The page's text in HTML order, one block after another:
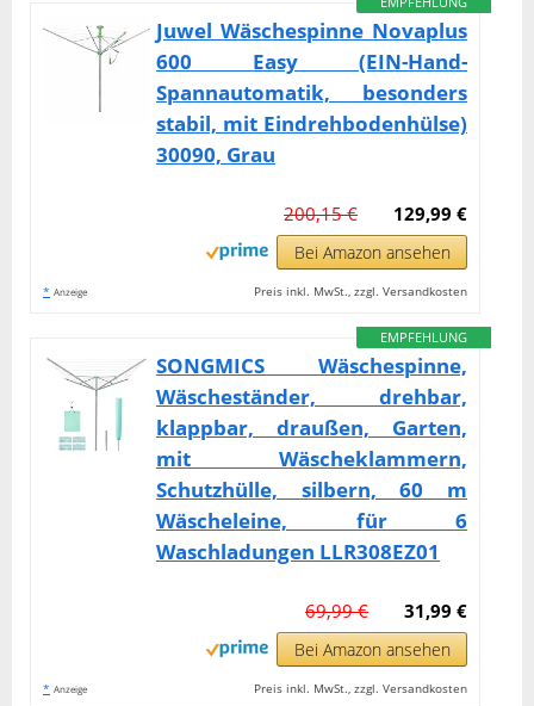
Juwel Wäschespinne Novaplus
600 Easy (EIN-Hand-
Spannautomatik, besonders
stabil, mit Eindrehbodenhülse)
30090, Grau
129,99 €
200,15 €
Bei Amazon ansehen
* Anzeige Preis inkl. MwSt., zzgl. Versandkosten
EMPFEHLUNG
SONGMICS Wäschespinne,
Wäscheständer, drehbar,
klappbar, draußen, Garten,
mit Wäscheklammern,
Schutzhülle, silbern, 60 m
Wäscheleine, für 6
Waschladungen LLR308EZ01
31,99 €
69,99 €
Bei Amazon ansehen
* Anzeige Preis inkl. MwSt., zzgl. Versandkosten